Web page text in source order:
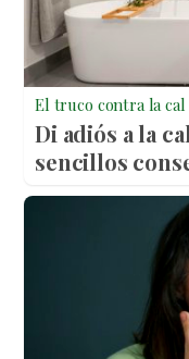
El truco contra la cal
Di adiós a la
sencillos